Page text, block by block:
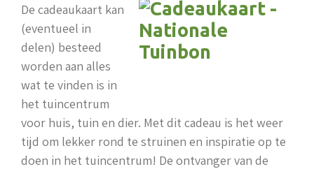
De cadeaukaart kan
(eventueel in
delen) besteed
worden aan alles
wat te vinden is in
het tuincentrum
voor huis, tuin en dier. Met dit cadeau is het weer
tijd om lekker rond te struinen en inspiratie op te
doen in het tuincentrum! De ontvanger van de